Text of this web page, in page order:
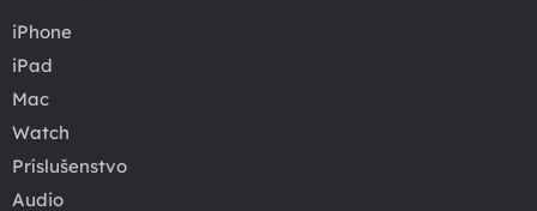
iPhone
iPad
Mac
Watch
Príslušenstvo
Audio